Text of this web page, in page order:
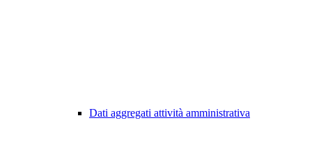
Dati aggregati attività amministrativa